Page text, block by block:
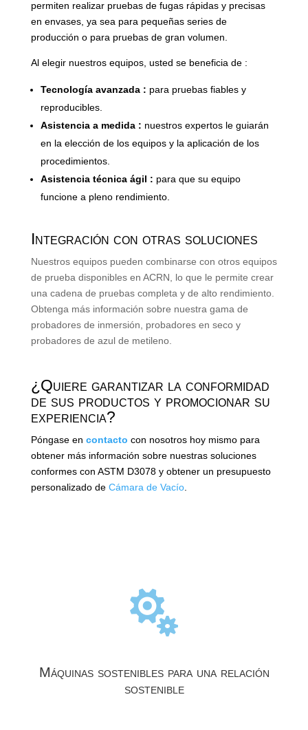
permiten realizar pruebas de fugas rápidas y precisas
en envases, ya sea para pequeñas series de
producción o para pruebas de gran volumen.
Al elegir nuestros equipos, usted se beneficia de :
Tecnología avanzada : para pruebas fiables y
reproducibles.
Asistencia a medida : nuestros expertos le guiarán
en la elección de los equipos y la aplicación de los
procedimientos.
Asistencia técnica ágil : para que su equipo
funcione a pleno rendimiento.
Integración con otras soluciones
Nuestros equipos pueden combinarse con otros equipos
de prueba disponibles en ACRN, lo que le permite crear
una cadena de pruebas completa y de alto rendimiento.
Obtenga más información sobre nuestra gama de
probadores de inmersión, probadores en seco y
probadores de azul de metileno.
¿Quiere garantizar la conformidad
de sus productos y promocionar su
experiencia?
Póngase en contacto con nosotros hoy mismo para
obtener más información sobre nuestras soluciones
conformes con ASTM D3078 y obtener un presupuesto
personalizado de Cámara de Vacío.

Máquinas sostenibles para una relación
sostenible